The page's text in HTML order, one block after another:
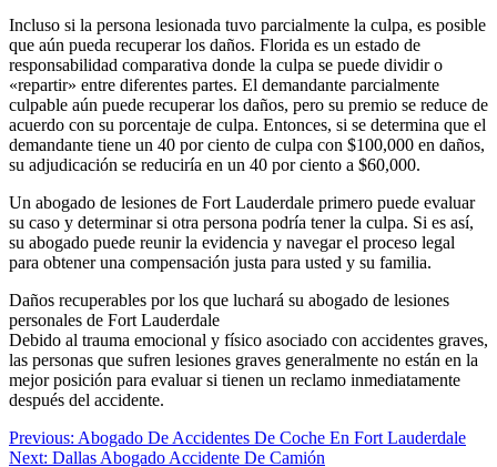
Incluso si la persona lesionada tuvo parcialmente la culpa, es posible
que aún pueda recuperar los daños. Florida es un estado de
responsabilidad comparativa donde la culpa se puede dividir o
«repartir» entre diferentes partes. El demandante parcialmente
culpable aún puede recuperar los daños, pero su premio se reduce de
acuerdo con su porcentaje de culpa. Entonces, si se determina que el
demandante tiene un 40 por ciento de culpa con $100,000 en daños,
su adjudicación se reduciría en un 40 por ciento a $60,000.
Un abogado de lesiones de Fort Lauderdale primero puede evaluar
su caso y determinar si otra persona podría tener la culpa. Si es así,
su abogado puede reunir la evidencia y navegar el proceso legal
para obtener una compensación justa para usted y su familia.
Daños recuperables por los que luchará su abogado de lesiones
personales de Fort Lauderdale
Debido al trauma emocional y físico asociado con accidentes graves,
las personas que sufren lesiones graves generalmente no están en la
mejor posición para evaluar si tienen un reclamo inmediatamente
después del accidente.
Navegación
Previous: Abogado De Accidentes De Coche En Fort Lauderdale
Next: Dallas Abogado Accidente De Camión